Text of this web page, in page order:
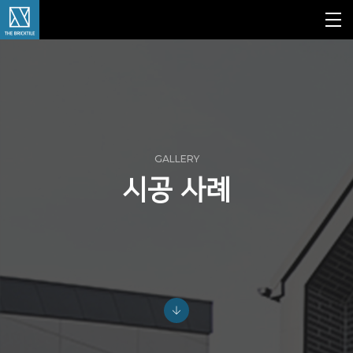
GALLERY
시공 사례